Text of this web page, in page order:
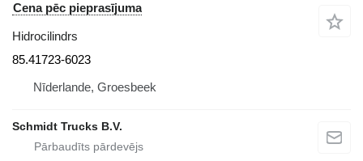
Cena pēc pieprasījuma
Hidrocilindrs
85.41723-6023
Nīderlande, Groesbeek
Schmidt Trucks B.V.